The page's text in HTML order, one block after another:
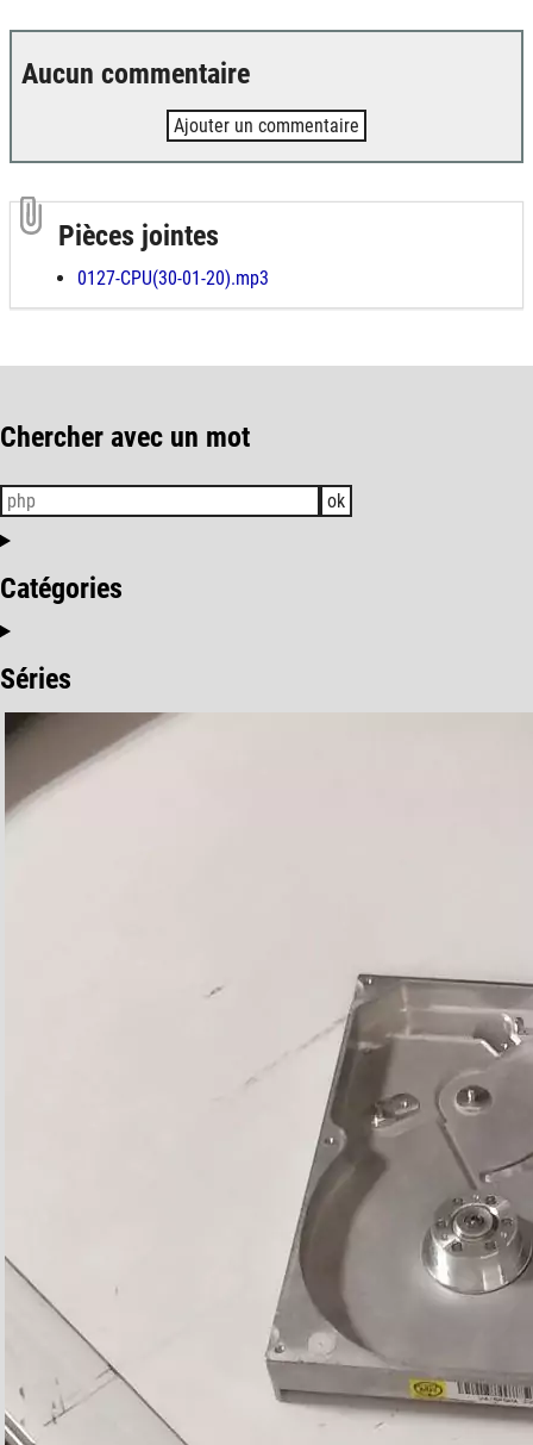
Aucun commentaire
Ajouter un commentaire
Pièces jointes
0127-CPU(30-01-20).mp3
Chercher avec un mot
ok
Catégories
Séries